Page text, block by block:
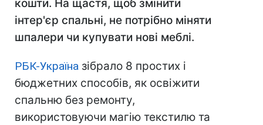
кошти. На щастя, щоб змінити
інтер'єр спальні, не потрібно міняти
шпалери чи купувати нові меблі.
РБК-Україна зібрало 8 простих і
бюджетних способів, як освіжити
спальню без ремонту,
використовуючи магію текстилю та